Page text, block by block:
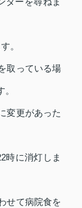
。
取っている場
変更があった
時に消灯しま
せて病院食を